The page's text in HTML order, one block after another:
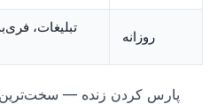
تبلیغات،
روزانه
پارس کردن زنده — سخت‌ترین